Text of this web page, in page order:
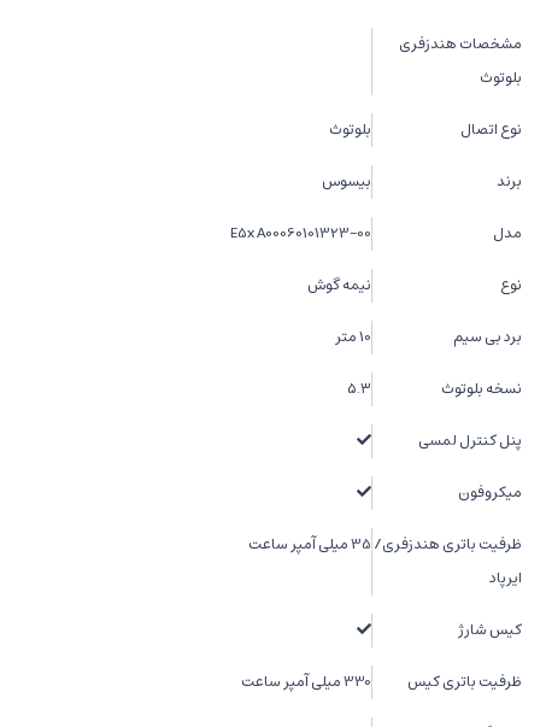
مشخصات هندزفری
بلوتوث
نوع اتصال بلوتوث
برند بیسوس
مدل E5x A00060101323-00
نوع نیمه گوش
برد بی سیم 10 متر
نسخه بلوتوث ۵.۳
پنل کنترل لمسی
میکروفون
ظرفیت باتری هندزفری/
ایرپاد
35 میلی آمپر ساعت
کیس شارژ
ظرفیت باتری کیس 330 میلی آمپر ساعت